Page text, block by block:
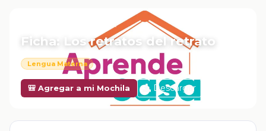
📎 DOCUMENTO · DOCX
Ficha: Los retratos del retrato
Lengua Materna
🎒 Agregar a mi Mochila Descargar